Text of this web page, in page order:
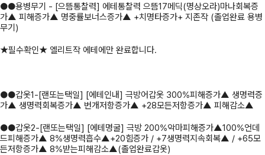
●●용병무기 - [으뜸통찰력] 에테통찰력 으뜸17메딕(명상오라)마나회복증
가▲ 피해증가▲ 명중률보너스증가▲ +치명타증가+ 지존작 (졸업완료 용병
무기)
★필수확인★ 엘리트작 에테에만 완료합니다.
●●갑옷1-[랜또는택일] [에테인내] 극방어갑옷 300%피해증가▲ 생명력증
가▲ 생명력회복증가▲ 번개저항증가▲ +28모든저항증가▲ 피해감소▲
●●갑옷2-[랜또는택일] [에테명굴] 극방 200%악마피해증가▲100%언데
드피해증가▲ 8%생명력흡수▲+20힘증가 / +7생명력지속회복▲ / +65모
든저항증가▲ 8%받는피해감소▲(졸업완료갑옷)